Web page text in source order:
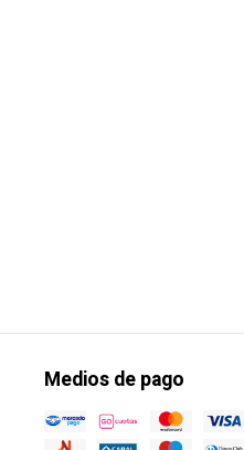
Medios de pago